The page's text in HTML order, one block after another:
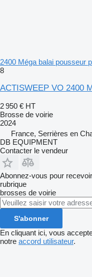
2400 Méga balai pousseur
8
ACTISWEEP VO 2400
2 950 € HT
Brosse de voirie
2024
France, Serrières en
DB EQUIPMENT
Contacter le vendeur
Abonnez-vous pour
rubrique
brosses de voirie
S'abonner
En cliquant ici, vous
notre accord utilisateur.